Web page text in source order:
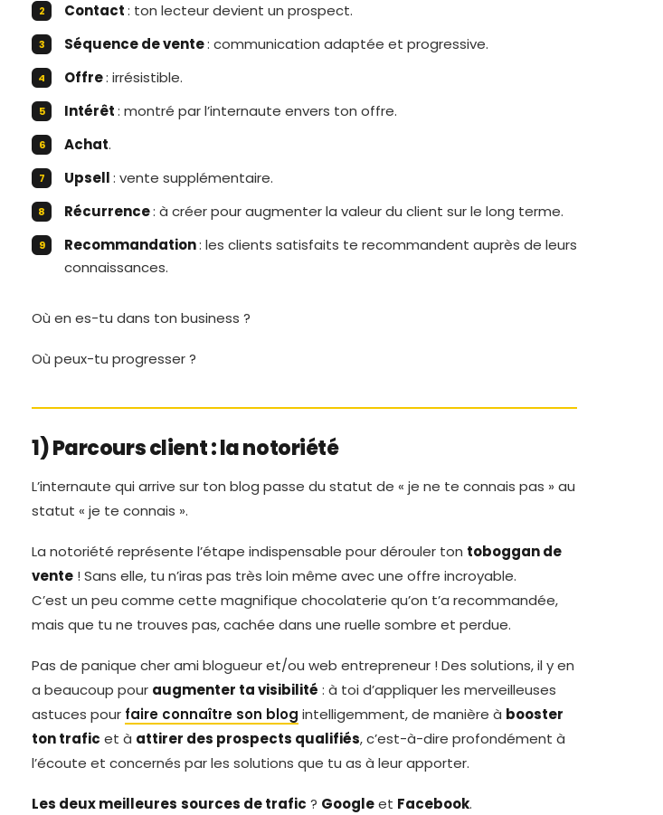
Contact: ton lecteur devient un prospect.
Séquence de vente: communication adaptée et progressive.
Offre: irrésistible.
Intérêt: montré par l’internaute envers ton offre.
Achat.
Upsell: vente supplémentaire.
Récurrence: à créer pour augmenter la valeur du client sur le long terme.
Recommandation: les clients satisfaits te recommandent auprès de leurs
connaissances.
Où en es-tu dans ton business ?
Où peux-tu progresser ?
1) Parcours client : la notoriété
L’internaute qui arrive sur ton blog passe du statut de « je ne te connais pas » au
statut « je te connais ».
La notoriété représente l’étape indispensable pour dérouler ton toboggan de
vente ! Sans elle, tu n’iras pas très loin même avec une offre incroyable.
C’est un peu comme cette magnifique chocolaterie qu’on t’a recommandée,
mais que tu ne trouves pas, cachée dans une ruelle sombre et perdue.
Pas de panique cher ami blogueur et/ou web entrepreneur ! Des solutions, il y en
a beaucoup pour augmenter ta visibilité : à toi d’appliquer les merveilleuses
astuces pour faire connaître son blog intelligemment, de manière à booster
ton trafic et à attirer des prospects qualifiés, c’est-à-dire profondément à
l’écoute et concernés par les solutions que tu as à leur apporter.
Les deux meilleures sources de trafic ? Googleet Facebook.